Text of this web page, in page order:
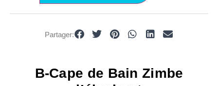
B-Cape de Bain Zimbe
Partager: